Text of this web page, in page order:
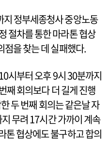
정부세종청사 중앙노동
절차를 통한 마라톤 협상
점을 찾는 데 실패했다.
시부터 오후 9시 30분까지
째 회의보다 더 길게 진행
두 번째 회의는 같은날 자
무려 17시간 가까이 계속
톤 협상에도 불구하고 합의